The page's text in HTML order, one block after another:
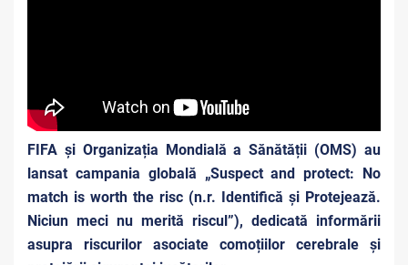
FIFA și Organizația Mondială a Sănătății (OMS) au
lansat campania globală „Suspect and protect: No
match is worth the risc (n.r. Identifică și Protejează.
Niciun meci nu merită riscul”), dedicată informării
asupra riscurilor asociate comoțiilor cerebrale și